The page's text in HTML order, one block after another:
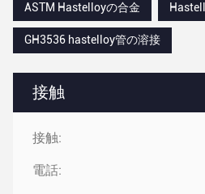
接触
接触:
電話:
ASTM Hastelloyの合金
GH3536 hastelloy管の溶接